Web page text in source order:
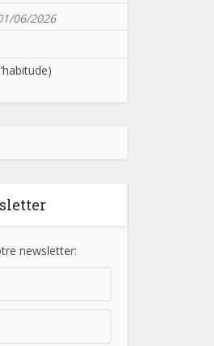
06/2026
newsletter: